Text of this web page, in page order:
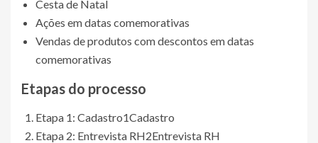
Cesta de Natal
Ações em datas comemorativas
Vendas de produtos com descontos em datas
comemorativas
Etapas do processo
Etapa 1: Cadastro1Cadastro
Etapa 2: Entrevista RH2Entrevista RH